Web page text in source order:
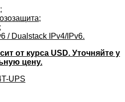
/ Dualstack IPv4/IPv6.
от курса USD. Уточняйте у
цену.
UPS